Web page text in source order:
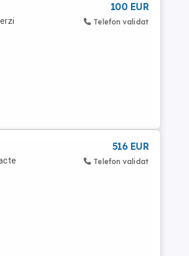
100 EUR
Telefon validat
516 EUR
Telefon validat